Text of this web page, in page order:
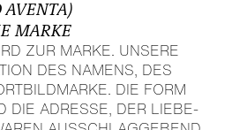
AVENTA)
MARKE
ZUR MARKE. UNSERE
DES NAMENS, DES
DIE FORM
DIE ADRESSE, DER LIEBE­